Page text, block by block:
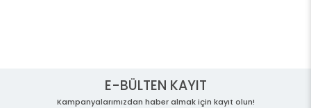
E-BÜLTEN KAYIT
Kampanyalarımızdan haber almak için kayıt olun!